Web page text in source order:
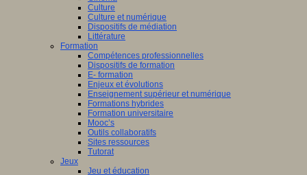
Culture
Culture et numérique
Dispositifs de médiation
Littérature
Formation
Compétences professionnelles
Dispositifs de formation
E- formation
Enjeux et évolutions
Enseignement supérieur et numérique
Formations hybrides
Formation universitaire
Mooc’s
Outils collaboratifs
Sites ressources
Tutorat
Jeux
Jeu et éducation